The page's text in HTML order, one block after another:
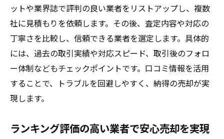
ットや業界誌で評判の良い業者をリストアップし、複数
社に見積もりを依頼します。その後、査定内容や対応の
丁寧さを比較し、信頼できる業者を選定します。具体的
には、過去の取引実績や対応スピード、取引後のフォロ
ー体制などもチェックポイントです。口コミ情報を活用
することで、トラブルを回避しやすく、納得の売却が実
現します。
ランキング評価の高い業者で安心売却を実現